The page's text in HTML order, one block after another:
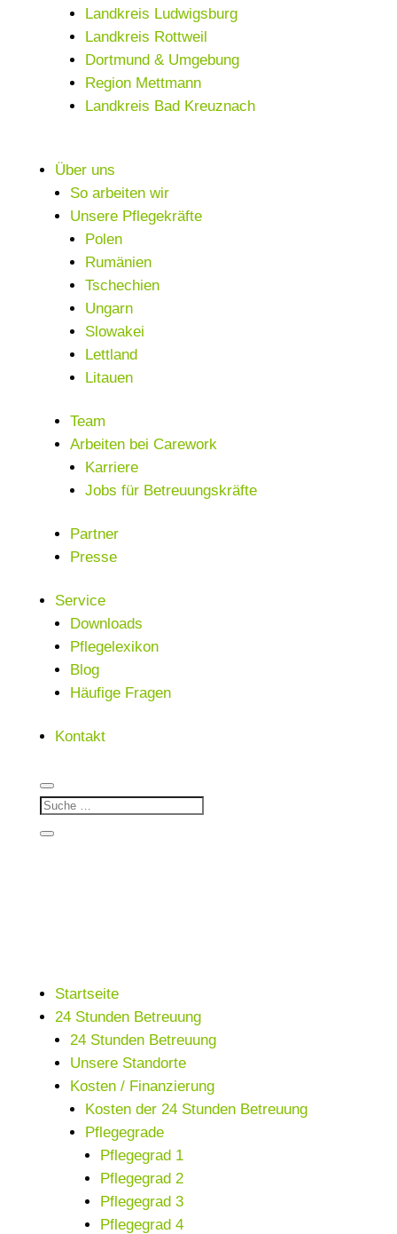
Landkreis Ludwigsburg
Landkreis Rottweil
Dortmund & Umgebung
Region Mettmann
Landkreis Bad Kreuznach
Über uns
So arbeiten wir
Unsere Pflegekräfte
Polen
Rumänien
Tschechien
Ungarn
Slowakei
Lettland
Litauen
Team
Arbeiten bei Carework
Karriere
Jobs für Betreuungskräfte
Partner
Presse
Service
Downloads
Pflegelexikon
Blog
Häufige Fragen
Kontakt
Startseite
24 Stunden Betreuung
24 Stunden Betreuung
Unsere Standorte
Kosten / Finanzierung
Kosten der 24 Stunden Betreuung
Pflegegrade
Pflegegrad 1
Pflegegrad 2
Pflegegrad 3
Pflegegrad 4